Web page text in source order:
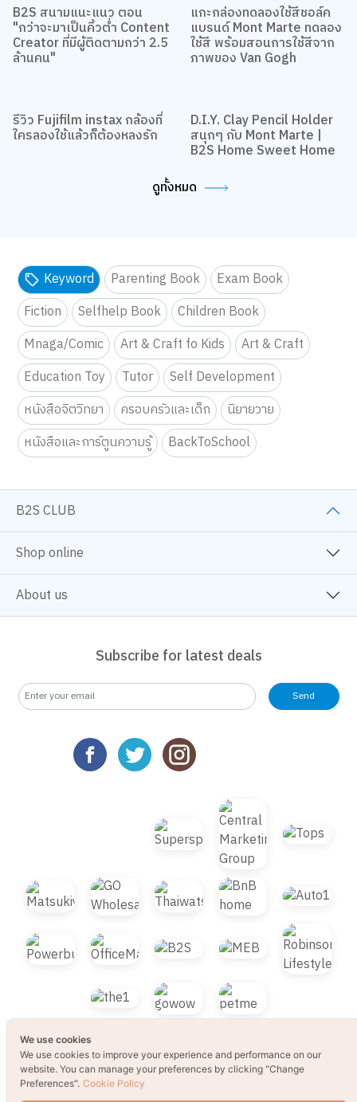
B2S สนามแนะแนว ตอน
"กว่าจะมาเป็นคิ้วต่ำ Content
Creator ที่มีผู้ติดตามกว่า 2.5
ล้านคน"
แกะกล่องทดลองใช้สีชอล์ค
แบรนด์ Mont Marte ทดลอง
ใช้สี พร้อมสอนการใช้สีจาก
ภาพของ Van Gogh
รีวิว Fujifilm instax กล้องที่
ใครลองใช้แล้วก็ต้องหลงรัก
D.I.Y. Clay Pencil Holder
สนุกๆ กับ Mont Marte |
B2S Home Sweet Home
ดูทั้งหมด
Keyword Parenting Book
Exam Book
Fiction
Selfhelp Book
Children Book
Mnaga/Comic
Art & Craft fo Kids
Art & Craft
Education Toy
Tutor
Self Development
หนังสือจิตวิทยา
ครอบครัวและเด็ก
นิยายวาย
หนังสือและการ์ตูนความรู้
BackToSchool
B2S CLUB
Shop online
About us
Subscribe for latest deals
Send
© 2021 B2S CLUB, All rights reserved. Web
Design by
We use cookies
We use cookies to improve your experience and performance on our
website. You can manage your preferences by clicking "Change
Preferences". Cookie Policy